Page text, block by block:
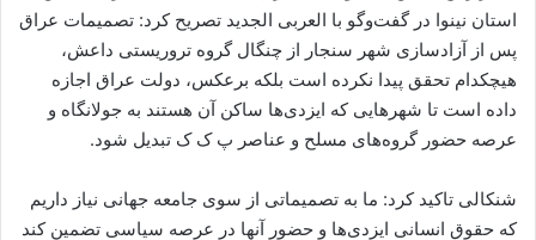
استان نینوا در گفت‌وگو با العربی الجدید تصریح کرد: تصمیمات عراق
پس از آزادسازی شهر سنجار از چنگال گروه تروریستی داعش،
هیچکدام تحقق پیدا نکرده است بلکه برعکس، دولت عراق اجازه
داده است تا شهرهایی که ایزدی‌ها ساکن آن هستند به جولانگاه و
عرصه حضور گروه‌های مسلح و عناصر پ ک ک تبدیل شود.
شنکالی تاکید کرد: ما به تصمیماتی از سوی جامعه جهانی نیاز داریم
که حقوق انسانی ایزدی‌ها و حضور آنها در عرصه سیاسی تضمین کند